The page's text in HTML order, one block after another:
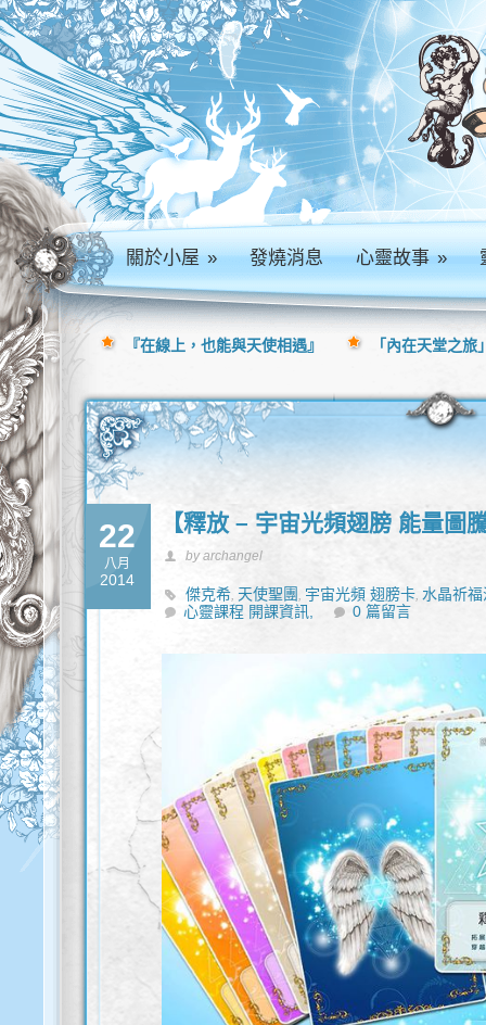
關於小屋» 發燒消息 心靈故事»
22
八月
2014
【釋放 – 宇宙光頻翅膀 能量圖
by archangel
傑克希, 天使聖團, 宇宙光頻 翅膀卡,水晶祈
心靈課程 開課資訊,
0 篇留言
『在線上，也能與天使相遇』 「內在天堂之